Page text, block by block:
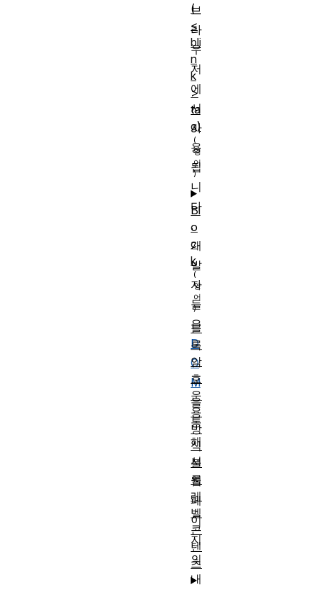
브
라
우
저
에
서
사
용
됩
니
다
.
개
발
자
들
은
D
O
M
을
통
해
서
웹
페
이
지
의
내
(
<
bli
n
k
>
ta
g)
Bl
o
c
k
블
록
암
호
운
용
방
식
블
록
레
벨
콘
텐
츠